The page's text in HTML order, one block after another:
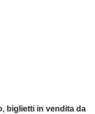
biglietti in vendita da